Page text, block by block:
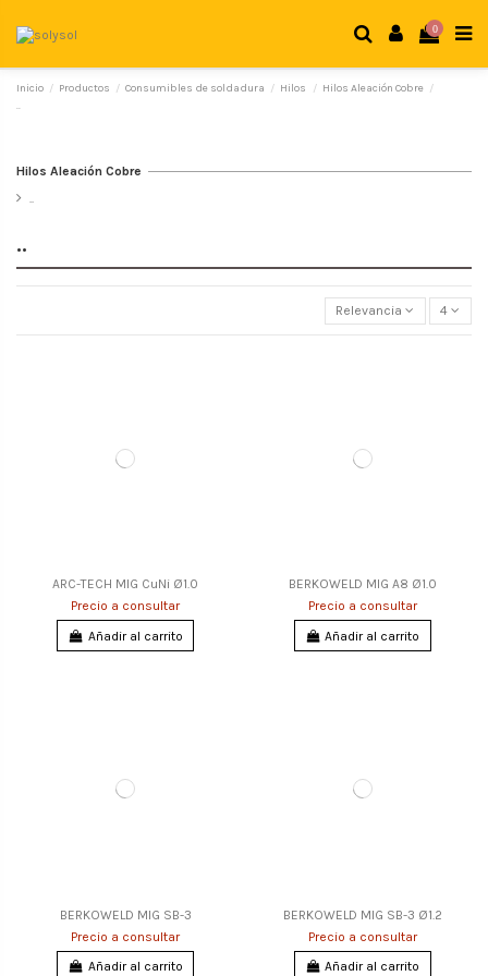
0
Inicio Productos Consumibles de soldadura Hilos
Hilos Aleación Cobre
..
..
Relevancia 4
ARC-TECH MIG CuNi Ø1.0
Precio a consultar
Añadir al carrito
BERKOWELD MIG A8 Ø1.0
Precio a consultar
Añadir al carrito
BERKOWELD MIG SB-3
Precio a consultar
Añadir al carrito
BERKOWELD MIG SB-3 Ø1.2
Precio a consultar
Añadir al carrito
Hilos Aleación Cobre
..